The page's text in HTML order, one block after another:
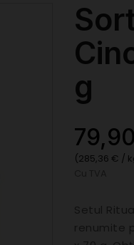
g
(285,36 € /